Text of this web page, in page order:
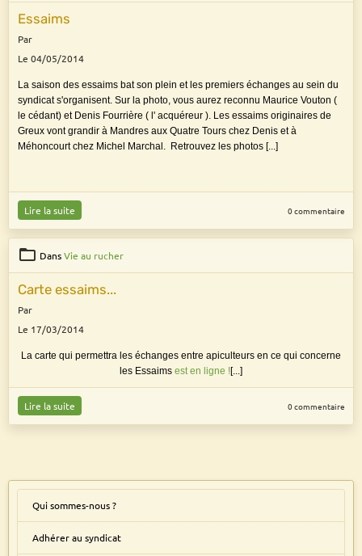
Essaims
Par
Le 04/05/2014
La saison des essaims bat son plein et les premiers échanges au sein du
syndicat s'organisent. Sur la photo, vous aurez reconnu Maurice Vouton (
le cédant) et Denis Fourrière ( l' acquéreur ). Les essaims originaires de
Greux vont grandir à Mandres aux Quatre Tours chez Denis et à
Méhoncourt chez Michel Marchal. Retrouvez les photos [...]
Lire la suite 0 commentaire
DansVie au rucher
Carte essaims...
Par
Le 17/03/2014
La carte qui permettra les échanges entre apiculteurs en ce qui concerne
les Essaims est en ligne ![...]
Lire la suite 0 commentaire
Qui sommes-nous ?
Adhérer au syndicat